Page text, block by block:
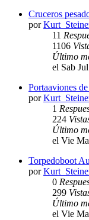
Cruceros
por
11
1106
Último
el Sab
Portaaviones
por
1
224
Último
el Vie
Torpedoboot
por
0
299
Último
el Vie